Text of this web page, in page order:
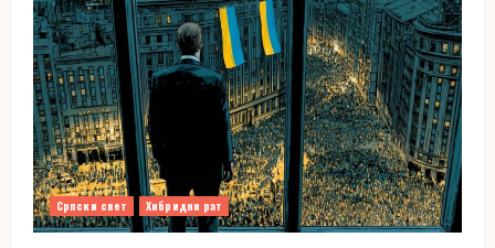
Српски свет Хибридни рат